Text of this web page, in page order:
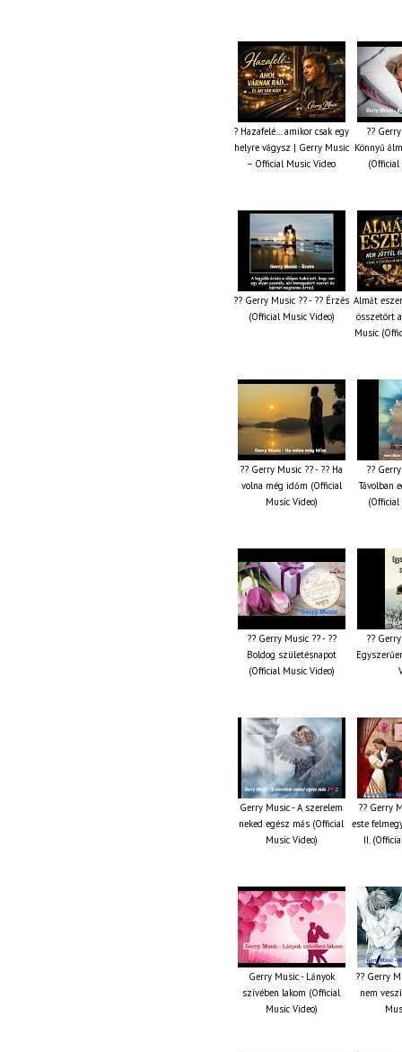
? Hazafelé… amikor csak egy
helyre vágysz | Gerry Music
– Official Music Video
??
Könnyű
(Official
?? Gerry Music ?? - ?? Érzés
(Official Music Video)
Almát
összetört
Music
?? Gerry Music ?? - ?? Ha
volna még időm (Official
Music Video)
??
Távolban
(Official
?? Gerry Music ?? - ??
Boldog születésnapot
(Official Music Video)
??
Gerry Music - A szerelem
neked egész más (Official
Music Video)
?? Gerry
este
II.
Gerry Music - Lányok
szívében lakom (Official
Music Video)
?? Gerry
nem